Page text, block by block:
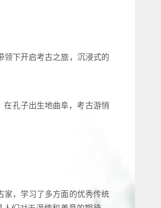
领下开启考古之旅，沉浸式的
孔子出生地曲阜，考古游悄
家，学习了多方面的优秀传统